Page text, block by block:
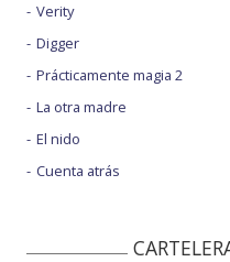
Verity
Digger
Prácticamente magia 2
La otra madre
El nido
Cuenta atrás